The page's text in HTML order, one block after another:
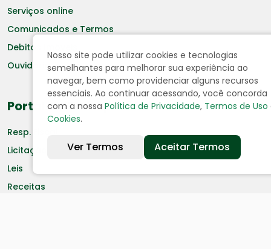
Serviços online
Comunicados e Termos
Debitos Imóveis
Ouvidoria
Portal da Transparência
Resp. Fiscal
Licitação
Leis
Receitas
Nosso site pode utilizar cookies e tecnologias
semelhantes para melhorar sua experiência ao
navegar, bem como providenciar alguns recursos
essenciais. Ao continuar acessando, você concorda
com a nossa Política de Privacidade, Termos de Uso
Cookies.
Ver Termos Aceitar Termos